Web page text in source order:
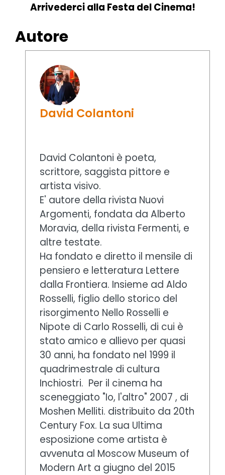
Arrivederci alla Festa del Cinema!
Autore
David Colantoni
David Colantoni è poeta,
scrittore, saggista pittore e
artista visivo.
E' autore della rivista Nuovi
Argomenti, fondata da Alberto
Moravia, della rivista Fermenti, e
altre testate.
Ha fondato e diretto il mensile di
pensiero e letteratura Lettere
dalla Frontiera. Insieme ad Aldo
Rosselli, figlio dello storico del
risorgimento Nello Rosselli e
Nipote di Carlo Rosselli, di cui è
stato amico e allievo per quasi
30 anni, ha fondato nel 1999 il
quadrimestrale di cultura
Inchiostri. Per il cinema ha
sceneggiato "Io, l'altro" 2007 , di
Moshen Melliti. distribuito da 20th
Century Fox. La sua Ultima
esposizione come artista è
avvenuta al Moscow Museum of
Modern Art a giugno del 2015